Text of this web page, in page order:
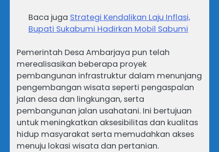
Baca juga Strategi Kendalikan Laju Inflasi,
Bupati Sukabumi Hadirkan Mobil Sabumi
Pemerintah Desa Ambarjaya pun telah
merealisasikan beberapa proyek
pembangunan infrastruktur dalam menunjang
pengembangan wisata seperti pengaspalan
jalan desa dan lingkungan, serta
pembangunan jalan usahatani. Ini bertujuan
untuk meningkatkan aksesibilitas dan kualitas
hidup masyarakat serta memudahkan akses
menuju lokasi wisata dan pertanian.